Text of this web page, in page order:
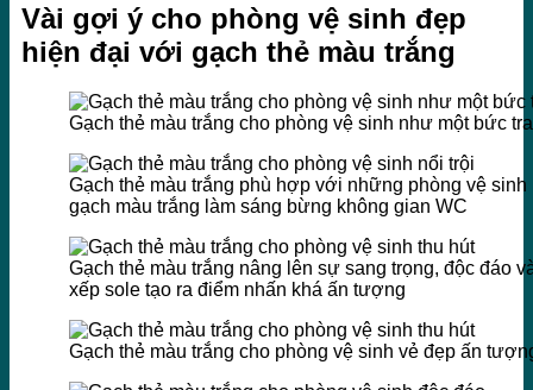
Vài gợi ý cho phòng vệ sinh đẹp
hiện đại với gạch thẻ màu trắng
Gạch thẻ màu trắng cho phòng vệ sinh như một bức
Gạch thẻ màu trắng phù hợp với những phòng vệ
gạch màu trắng làm sáng bừng không gian WC
Gạch thẻ màu trắng nâng lên sự sang trọng, độc đáo
xếp sole tạo ra điểm nhấn khá ấn tượng
Gạch thẻ màu trắng cho phòng vệ sinh vẻ đẹp ấn